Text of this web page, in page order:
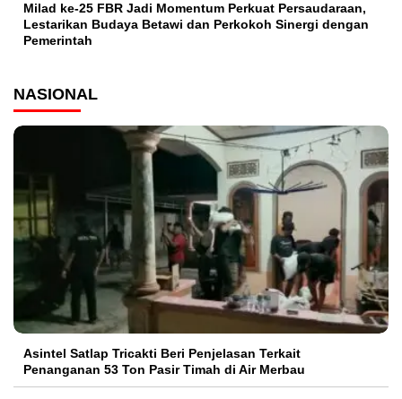
Milad ke-25 FBR Jadi Momentum Perkuat Persaudaraan,
Lestarikan Budaya Betawi dan Perkokoh Sinergi dengan
Pemerintah
NASIONAL
Asintel Satlap Tricakti Beri Penjelasan Terkait
Penanganan 53 Ton Pasir Timah di Air Merbau